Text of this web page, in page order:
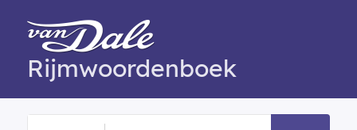
Rijmwoordenboek